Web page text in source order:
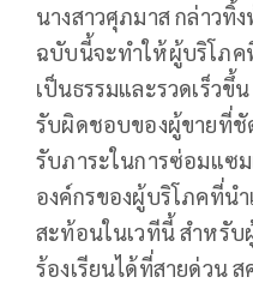
นางสาวศุภมาส กล่าวทิ้
ฉบับนี้จะทำให้ผู้บริโภค
เป็นธรรมและรวดเร็วขึ้
รับผิดชอบของผู้ขายที่ชั
รับภาระในการซ่อมแซ
องค์กรของผู้บริโภคที่น
สะท้อนในเวทีนี้ สำหรั
ร้องเรียนได้ที่สายด่วน ส